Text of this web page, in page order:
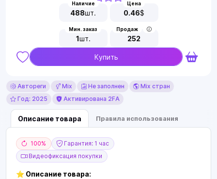
Наличие
488шт.
Цена
0.46$
Мин. заказ
1шт.
Продаж
252
Купить
Автореги Mix Не заполнен
Mix стран
Год: 2025
Активирована 2FA
Описание товара Правила использования
100%
Гарантия: 1 час
Видеофиксация покупки
⭐ Описание товара: